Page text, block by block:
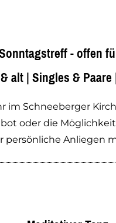
- offen
alt | Singles &
im Schneeberger
oder die
persönliche Anliegen